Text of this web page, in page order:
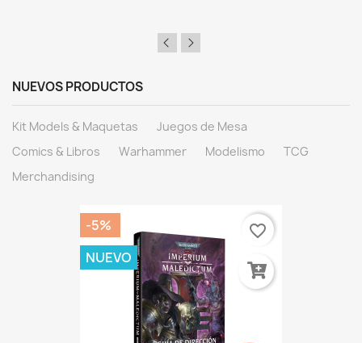
NUEVOS PRODUCTOS
Kit Models & Maquetas
Juegos de Mesa
Comics & Libros
Warhammer Modelismo
TCG
Merchandising
-5%
NUEVO
favorite_border